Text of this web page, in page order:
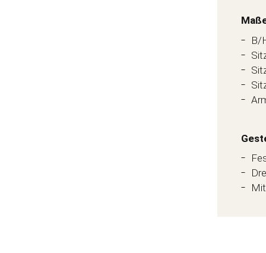
B/